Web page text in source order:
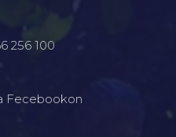
256 100
Fecebookon